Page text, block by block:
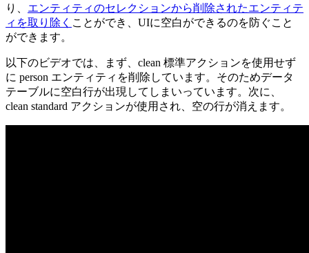
り、 エンティティのセレクションから削除されたエンティテ
ィを取り除く ことができ、UIに空白ができるのを防ぐこと
ができます。
以下のビデオでは、まず、clean 標準アクションを使用せず
に person エンティティを削除しています。そのためデータ
テーブルに空白行が出現してしまいっています。次に、
clean standard アクションが使用され、空の行が消えます。